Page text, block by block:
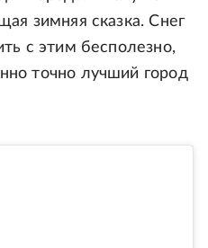
зимняя сказка. Снег
с этим бесполезно,
точно лучший город